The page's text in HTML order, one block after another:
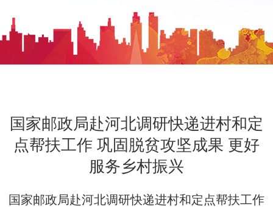
国家邮政局赴河北调研快递进村和定
点帮扶工作 巩固脱贫攻坚成果 更好
服务乡村振兴
国家邮政局赴河北调研快递进村和定点帮扶工作